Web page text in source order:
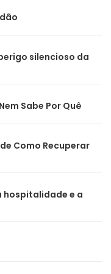
silencioso da
Sabe Por Quê
Como Recuperar
hospitalidade e a